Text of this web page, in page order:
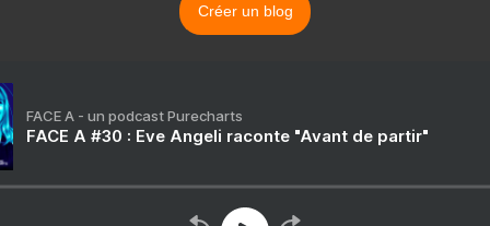
Créer un blog
FACE A - un podcast Purecharts
FACE A #30 : Eve Angeli raconte "Avant de partir"